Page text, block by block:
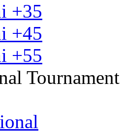
+35
+45
+55